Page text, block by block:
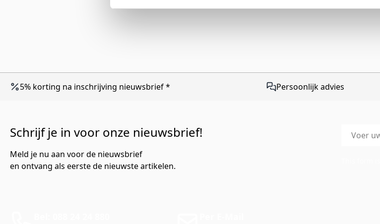
5% korting na inschrijving nieuwsbrief * Persoonlijk advies
Schrijf je in voor onze nieuwsbrief!
Meld je nu aan voor de nieuwsbrief
en ontvang als eerste de nieuwste artikelen.
E-mailadres